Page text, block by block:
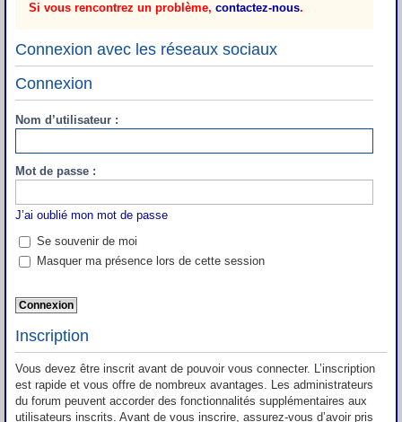
Si vous rencontrez un problème, contactez-nous.
Connexion avec les réseaux sociaux
Connexion
Nom d’utilisateur :
Mot de passe :
J’ai oublié mon mot de passe
Se souvenir de moi
Masquer ma présence lors de cette session
Inscription
Vous devez être inscrit avant de pouvoir vous connecter. L’inscription
est rapide et vous offre de nombreux avantages. Les administrateurs
du forum peuvent accorder des fonctionnalités supplémentaires aux
utilisateurs inscrits. Avant de vous inscrire, assurez-vous d’avoir pris